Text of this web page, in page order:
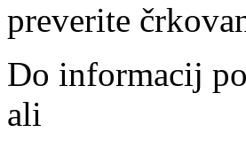
preverite
Do informacij
ali